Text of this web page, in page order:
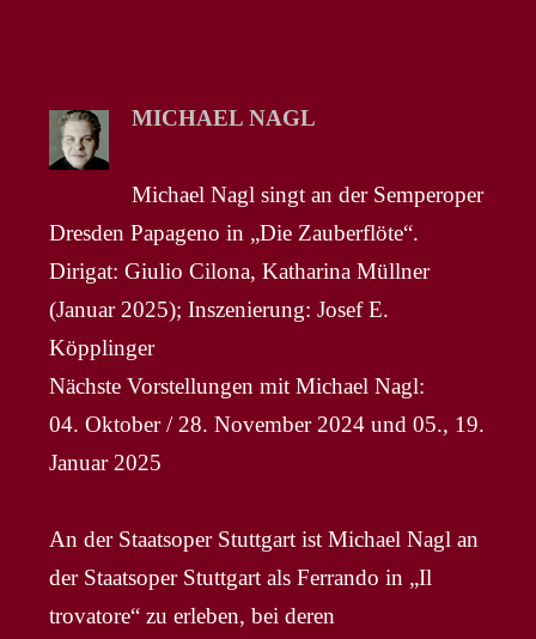
MICHAEL NAGL
Michael Nagl singt an der Semperoper
Dresden Papageno in „Die Zauberflöte“.
Dirigat: Giulio Cilona, Katharina Müllner
(Januar 2025); Inszenierung: Josef E.
Köpplinger
Nächste Vorstellungen mit Michael Nagl:
04. Oktober / 28. November 2024 und 05., 19.
Januar 2025
An der Staatsoper Stuttgart ist Michael Nagl an
der Staatsoper Stuttgart als Ferrando in „Il
trovatore“ zu erleben, bei deren